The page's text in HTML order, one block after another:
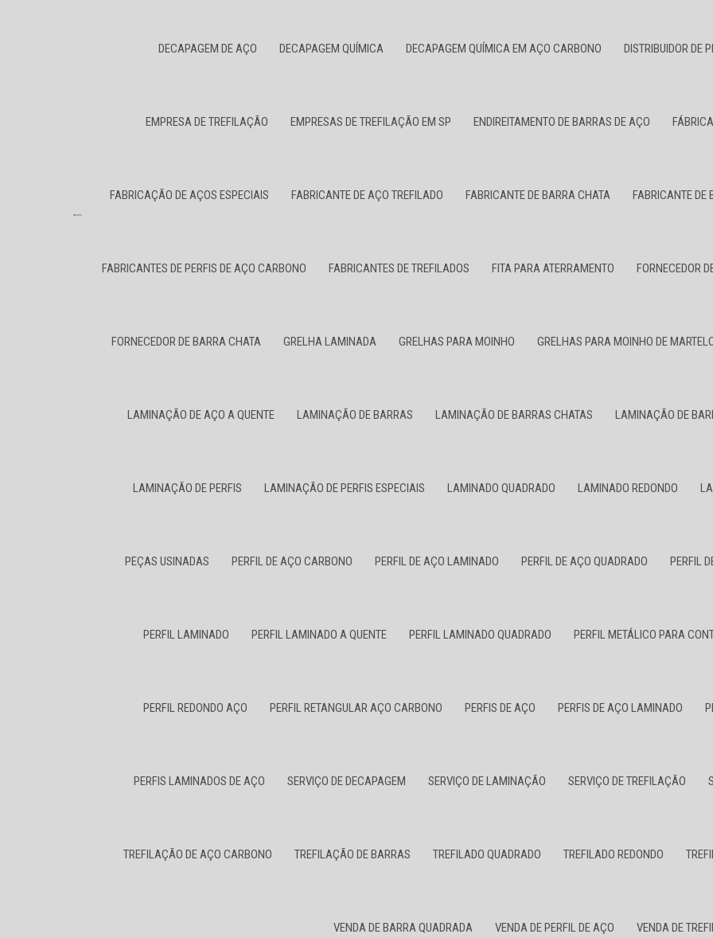
DECAPAGEM DE AÇO DECAPAGEM QUÍMICA DECAPAGEM QUÍMICA EM AÇO CARBONO DISTRIBUIDOR DE
EMPRESA DE TREFILAÇÃO EMPRESAS DE TREFILAÇÃO EM SP ENDIREITAMENTO DE BARRAS DE AÇO
FABRICAÇÃO DE AÇOS ESPECIAIS FABRICANTE DE AÇO TREFILADO FABRICANTE DE BARRA CHATA FABRICANTE DE
FABRICANTES DE PERFIS DE AÇO CARBONO FABRICANTES DE TREFILADOS FITA PARA ATERRAMENTO FORNECEDOR
FORNECEDOR DE BARRA CHATA GRELHA LAMINADA GRELHAS PARA MOINHO GRELHAS PARA MOINHO DE
LAMINAÇÃO DE AÇO A QUENTE LAMINAÇÃO DE BARRAS LAMINAÇÃO DE BARRAS CHATAS LAMINAÇÃO DE
LAMINAÇÃO DE PERFIS LAMINAÇÃO DE PERFIS ESPECIAIS LAMINADO QUADRADO LAMINADO REDONDO
PEÇAS USINADAS PERFIL DE AÇO CARBONO PERFIL DE AÇO LAMINADO PERFIL DE AÇO QUADRADO PERFIL
PERFIL LAMINADO PERFIL LAMINADO A QUENTE PERFIL LAMINADO QUADRADO PERFIL METÁLICO PARA
PERFIL REDONDO AÇO PERFIL RETANGULAR AÇO CARBONO PERFIS DE AÇO PERFIS DE AÇO LAMINADO
PERFIS LAMINADOS DE AÇO SERVIÇO DE DECAPAGEM SERVIÇO DE LAMINAÇÃO SERVIÇO DE TREFILAÇÃO
TREFILAÇÃO DE AÇO CARBONO TREFILAÇÃO DE BARRAS TREFILADO QUADRADO TREFILADO REDONDO
VENDA DE BARRA QUADRADA VENDA DE PERFIL DE AÇO VENDA DE